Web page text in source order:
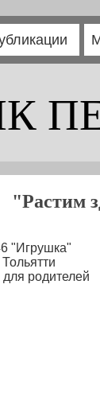
"Растим
"Игрушка"
родителей